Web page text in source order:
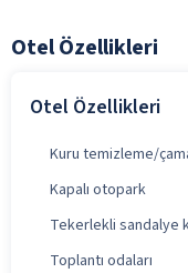
Otel Özellikleri
Otel Özellikleri
Kuru temizleme/
Kapalı otopark
Tekerlekli sandalye
Toplantı odaları